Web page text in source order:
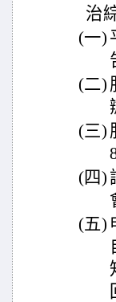
治
(一)
(二)
(三)
(四)
(五)